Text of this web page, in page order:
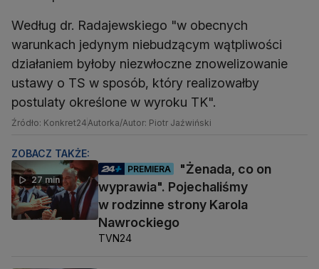
Według dr. Radajewskiego "w obecnych
warunkach jedynym niebudzącym wątpliwości
działaniem byłoby niezwłoczne znowelizowanie
ustawy o TS w sposób, który realizowałby
postulaty określone w wyroku TK".
Źródło: Konkret24Autorka/Autor: Piotr Jaźwiński
ZOBACZ TAKŻE:
27 min
PREMIERA
"Żenada, co on
wyprawia". Pojechaliśmy
w rodzinne strony Karola
Nawrockiego
TVN24